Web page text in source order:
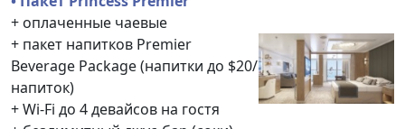
+ оплаченные чаевые
+ пакет напитков Premier
Beverage Package (напитки до $20/
напиток)
+ Wi-Fi до 4 девайсов на гостя